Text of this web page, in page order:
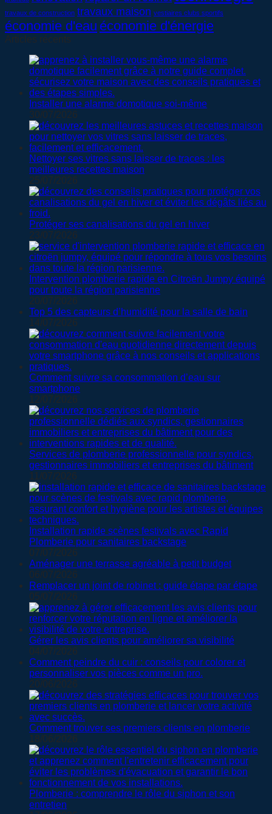
travaux de construction travaux maison vestiaires clubs sportifs
économie d'eau économie d'énergie
Articles récents
Installer une alarme domotique soi-même
30/07/2026
Nettoyer ses vitres sans laisser de traces : les
meilleures recettes maison
25/07/2026
Protéger ses canalisations du gel en hiver
23/07/2026
Intervention plomberie rapide en Citroën Jumpy équipé
pour toute la région parisienne
20/07/2026
Top 5 des capteurs d’humidité pour la salle de bain
14/07/2026
Comment suivre sa consommation d’eau sur
smartphone
12/07/2026
Services de plomberie professionnelle pour syndics,
gestionnaires immobiliers et entreprises du bâtiment
11/07/2026
Installation rapide scènes festivals avec Rapid
Plomberie pour sanitaires backstage
07/07/2026
Aménager une terrasse agréable à petit budget
06/07/2026
Remplacer un joint de robinet : guide étape par étape
05/07/2026
Gérer les avis clients pour améliorer sa visibilité
04/07/2026
Comment peindre du cuir : conseils pour colorer et
personnaliser vos pièces comme un pro.
20/06/2026
Comment trouver ses premiers clients en plomberie
18/06/2026
Plomberie : comprendre le rôle du siphon et son
entretien